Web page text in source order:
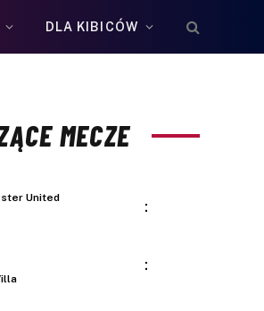
DLA KIBICÓW
MECZE
United
:
: